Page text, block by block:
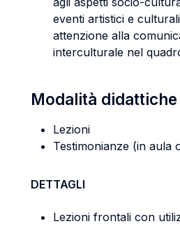
eventi artistici e
attenzione alla
interculturale nel
Modalità didattiche
Lezioni
Testimonianze (in aula
DETTAGLI
Lezioni frontali con